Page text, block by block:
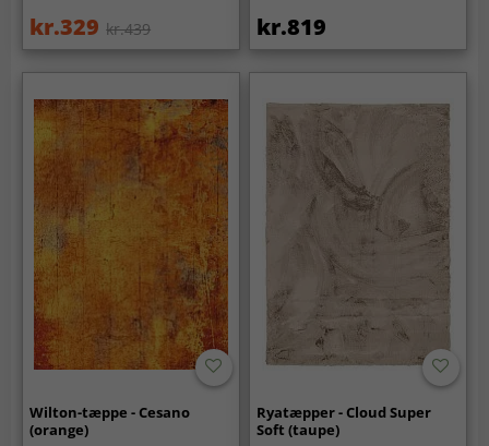
kr.329 kr.439 kr.819
Wilton-tæppe - Cesano
(orange)
Ryatæpper - Cloud Super
Soft (taupe)